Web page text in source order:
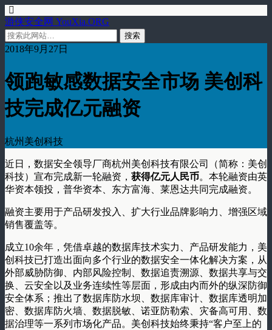
游侠安全网 YouXia.ORG
2018年9月27日
领跑敏感数据安全市场 美创科
技完成亿元融资
杭州美创科技
近日，数据安全领导厂商杭州美创科技有限公司（简称：美创
科技）宣布完成新一轮融资， 获得亿元人民币。本轮融资由英
华资本领投，普华资本、东方富海、莱恩达共同完成融资。
融资主要用于产品研发投入、扩大行业品牌影响力、增强区域
销售覆盖等。
成立10余年，凭借卓越的数据库技术实力、产品研发能力，美
创科技已打造出面向多个行业的数据安全一体化解决方案，从
外部威胁防御、内部风险控制、数据追责溯源、数据共享与交
换、云安全以及业务连续性等层面，形成由内而外的纵深防御
安全体系；推出了数据库防水坝、数据库审计、数据库透明加
密、数据库防火墙、数据脱敏、诺亚防勒索、灾备高可用、数
据治理等一系列市场化产品。美创科技始终秉持“客户至上的